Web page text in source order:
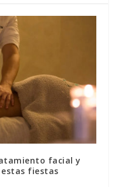
facial y
fiestas